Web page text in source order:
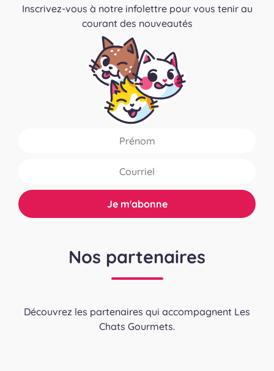
Inscrivez-vous à notre infolettre pour vous tenir au
courant des nouveautés
Nos partenaires
Découvrez les partenaires qui accompagnent Les
Chats Gourmets.